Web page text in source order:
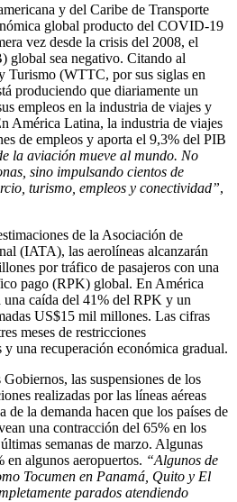
y del Caribe de Transporte
global producto del COVID-19
vez desde la crisis del 2008, el
global sea negativo. Citando al
Turismo (WTTC, por sus siglas en
produciendo que diariamente un
empleos en la industria de viajes y
América Latina, la industria de viajes
de empleos y aporta el 9,3% del PIB
la aviación mueve al mundo. No
sino impulsando cientos de
turismo, empleos y conectividad”,
de la Asociación de
(IATA), las aerolíneas alcanzarán
por tráfico de pasajeros con una
pago (RPK) global. En América
caída del 41% del RPK y un
US$15 mil millones. Las cifras
meses de restricciones
y una recuperación económica gradual.
las suspensiones de los
realizadas por las líneas aéreas
de la demanda hacen que los países de
una contracción del 65% en los
semanas de marzo. Algunas
en algunos aeropuertos. “Algunos de
Tocumen en Panamá, Quito y El
parados atendiendo